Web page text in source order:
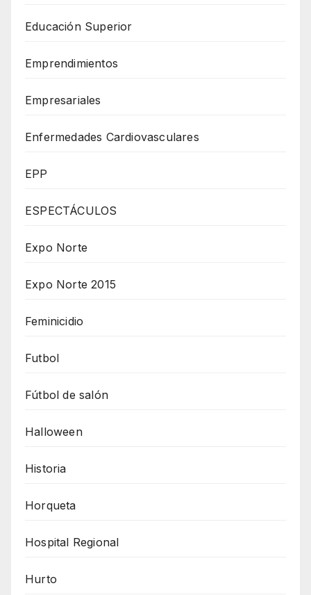
Educación Superior
Emprendimientos
Empresariales
Enfermedades Cardiovasculares
EPP
ESPECTÁCULOS
Expo Norte
Expo Norte 2015
Feminicidio
Futbol
Fútbol de salón
Halloween
Historia
Horqueta
Hospital Regional
Hurto